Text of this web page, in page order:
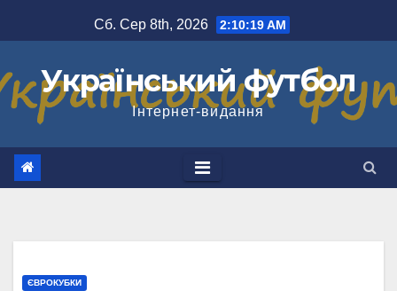
до
Сб. Сер 8th, 2026 2:10:19 AM
Український футбол
Інтернет-видання
ЄВРОКУБКИ